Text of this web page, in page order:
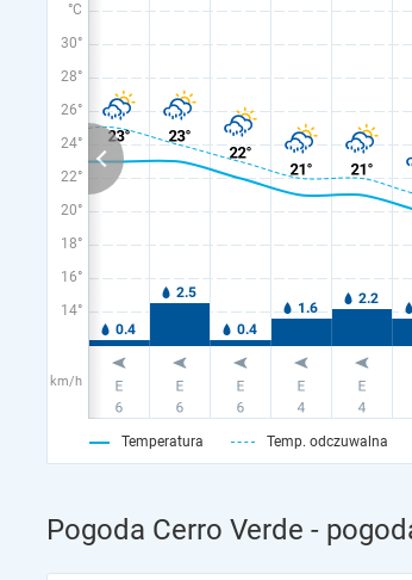
°C
30°
28°
26°
24°
22°
20°
18°
16°
14°
km/h
Temperatura Temp. odczuwalna
Pogoda Cerro Verde -